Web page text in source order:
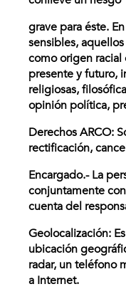
grave para éste.
sensibles,
como origen
presente y futuro,
religiosas,
opinión política,
Derechos ARCO:
rectificación,
Encargado.- La
conjuntamente
cuenta del
Geolocalización:
ubicación
radar, un teléfono
a Internet.